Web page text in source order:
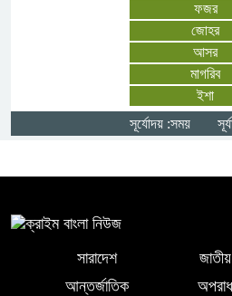
দু’পক্ষের
মনপুরায়
অভিযোগ,
ফজর
জোহর
আসর
মাগরিব
ইশা
সূর্যোদয় :সময়
সারাদেশ জাতীয়
আন্তর্জাতিক